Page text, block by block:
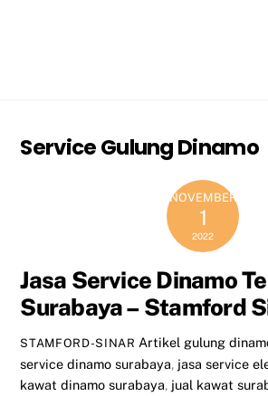
Service Gulung Dinamo
NOVEMBER
1
2022
Jasa Service Dinamo
Surabaya – Stamford
STAMFORD-SINAR Artikel gulung
service dinamo surabaya, jasa service
kawat dinamo surabaya, jual kawat